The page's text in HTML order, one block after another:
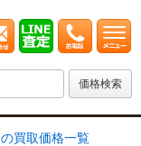
買取価格一覧